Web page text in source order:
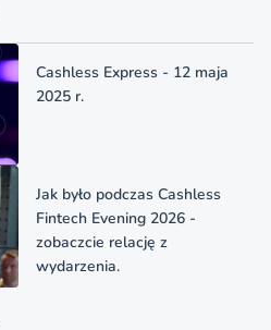
Cashless Express - 12 maja
2025 r.
Jak było podczas Cashless
Fintech Evening 2026 -
zobaczcie relację z
wydarzenia.